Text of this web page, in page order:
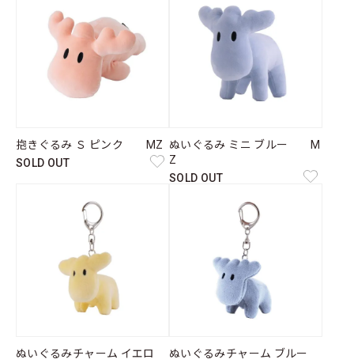
抱きぐるみ Ｓ ピンク MZ
SOLD OUT
ぬいぐるみ ミニ ブルー M
Z
SOLD OUT
ぬいぐるみチャーム イエロ
ぬいぐるみチャーム ブルー